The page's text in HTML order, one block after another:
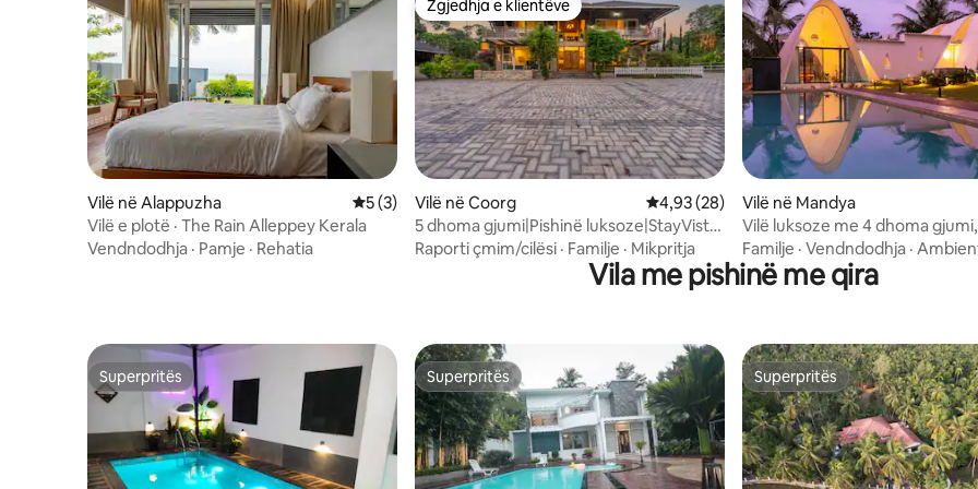
Vilë në Alappuzha Vlerësimi mesatar 5 nga 5, 3 vlerësime
5 (3)
Vilë e plotë · The Rain Alleppey Kerala
Vendndodhja · Pamje · Rehatia
Zgjedhja e klientëve
Zgjedhja e klientëve
Vilë në Coorg Vlerësimi mesatar 4,93 nga 5, 28 vlerësime
4,93 (28)
5 dhoma gjumi|Pishinë luksoze|StayVista|
Coffee & Mist @Madikeri
Raporti çmim/cilësi · Familje · Mikpritja
Vilë në Mandya
Vilë luksoze me 4 dhoma
dhe lëndinë| Shwaas@ Mysore
Familje · Vendndodhja ·
Vila me pishinë me qira
Superpritës
Superpritës Superpritës
Superpritës Superpritës
Superpritës